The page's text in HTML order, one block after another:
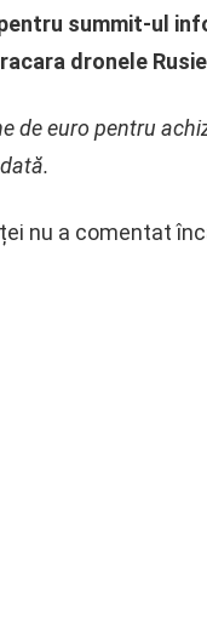
summit-ul
dronele
de euro pentru
nu a comentat